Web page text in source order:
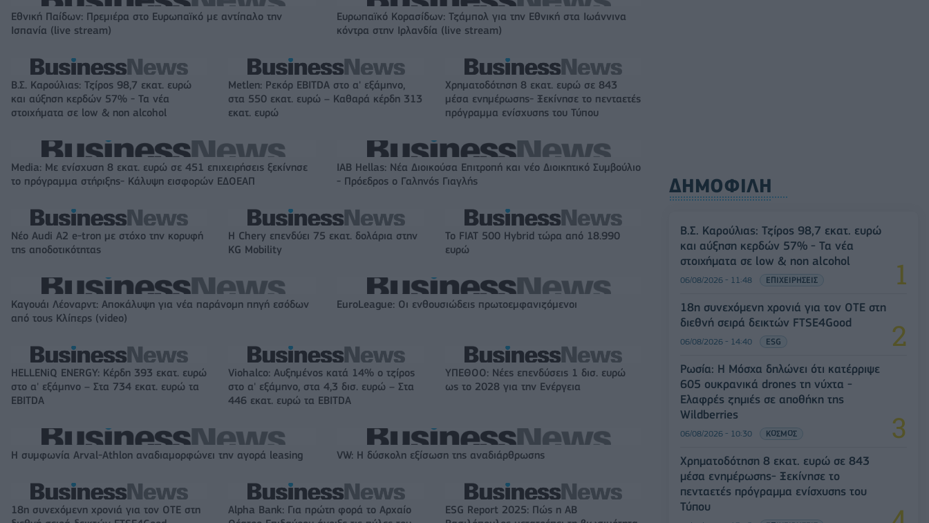
Εθνική Παίδων: Πρεμιέρα στο Ευρωπαϊκό με αντίπαλο την
Ισπανία (live stream)
Ευρωπαϊκό Κορασίδων: Τζάμπολ για την Εθνική στα Ιωάννινα
κόντρα στην Ιρλανδία (live stream)
Β.Σ. Καρούλιας: Τζίρος 98,7 εκατ. ευρώ
και αύξηση κερδών 57% - Τα νέα
στοιχήματα σε low & non alcohol
Metlen: Ρεκόρ EBITDA στο α' εξάμηνο,
στα 550 εκατ. ευρώ – Καθαρά κέρδη 313
εκατ. ευρώ
Χρηματοδότηση 8 εκατ. ευρώ σε 843
μέσα ενημέρωσης- Ξεκίνησε το πενταετές
πρόγραμμα ενίσχυσης του Τύπου
Media: Με ενίσχυση 8 εκατ. ευρώ σε 451 επιχειρήσεις ξεκίνησε
το πρόγραμμα στήριξης- Κάλυψη εισφορών ΕΔΟΕΑΠ
IAB Hellas: Νέα Διοικούσα Επιτροπή και νέο Διοικητικό Συμβούλιο
- Πρόεδρος ο Γαληνός Γιαγλής
Νέο Audi A2 e-tron με στόχο την κορυφή
της αποδοτικότητας
Η Chery επενδύει 75 εκατ. δολάρια στην
KG Mobility
Το FIAT 500 Hybrid τώρα από 18.990
ευρώ
Καγουάι Λέοναρντ: Αποκάλυψη για νέα παράνομη πηγή εσόδων
από τους Κλίπερς (video)
EuroLeague: Οι ενθουσιώδεις πρωτοεμφανιζόμενοι
HELLENiQ ENERGY: Κέρδη 393 εκατ. ευρώ
στο α' εξάμηνο – Στα 734 εκατ. ευρώ τα
EBITDA
Viohalco: Αυξημένος κατά 14% ο τζίρος
στο α' εξάμηνο, στα 4,3 δισ. ευρώ – Στα
446 εκατ. ευρώ τα EBITDA
ΥΠΕΘΟΟ: Νέες επενδύσεις 1 δισ. ευρώ
ως το 2028 για την Ενέργεια
Η συμφωνία Arval-Athlon αναδιαμορφώνει την αγορά leasing VW: Η δύσκολη εξίσωση της αναδιάρθρωσης
18η συνεχόμενη χρονιά για τον ΟΤΕ στη
Alpha Bank: Για πρώτη φορά το Αρχαίο
ESG Report 2025: Πώς η ΑΒ
ΔΗΜΟΦΙΛΗ
Β.Σ. Καρούλιας: Τζίρος 98,7 εκατ. ευρώ
και αύξηση κερδών 57% - Τα νέα
στοιχήματα σε low & non alcohol
06/08/2026 - 11:48 ΕΠΙΧΕΙΡΗΣΕΙΣ
18η συνεχόμενη χρονιά για τον ΟΤΕ στη
διεθνή σειρά δεικτών FTSE4Good
06/08/2026 - 14:40 ESG
Ρωσία: Η Μόσχα δηλώνει ότι κατέρριψε
605 ουκρανικά drones τη νύχτα -
Ελαφρές ζημιές σε αποθήκη της
Wildberries
06/08/2026 - 10:30 ΚΟΣΜΟΣ
Χρηματοδότηση 8 εκατ. ευρώ σε 843
μέσα ενημέρωσης- Ξεκίνησε το
πενταετές πρόγραμμα ενίσχυσης του
Τύπου